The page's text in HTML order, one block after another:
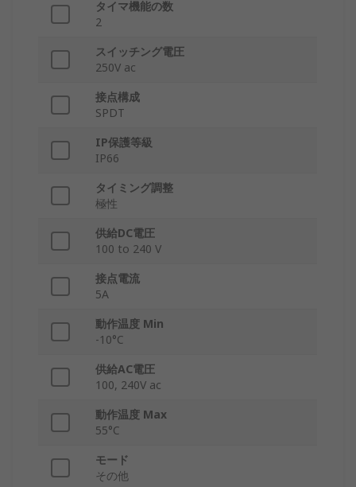
タイマ機能の数
2
スイッチング電圧
250V ac
接点構成
SPDT
IP保護等級
IP66
タイミング調整
極性
供給DC電圧
100 to 240 V
接点電流
5A
動作温度 Min
-10°C
供給AC電圧
100, 240V ac
動作温度 Max
55°C
モード
その他